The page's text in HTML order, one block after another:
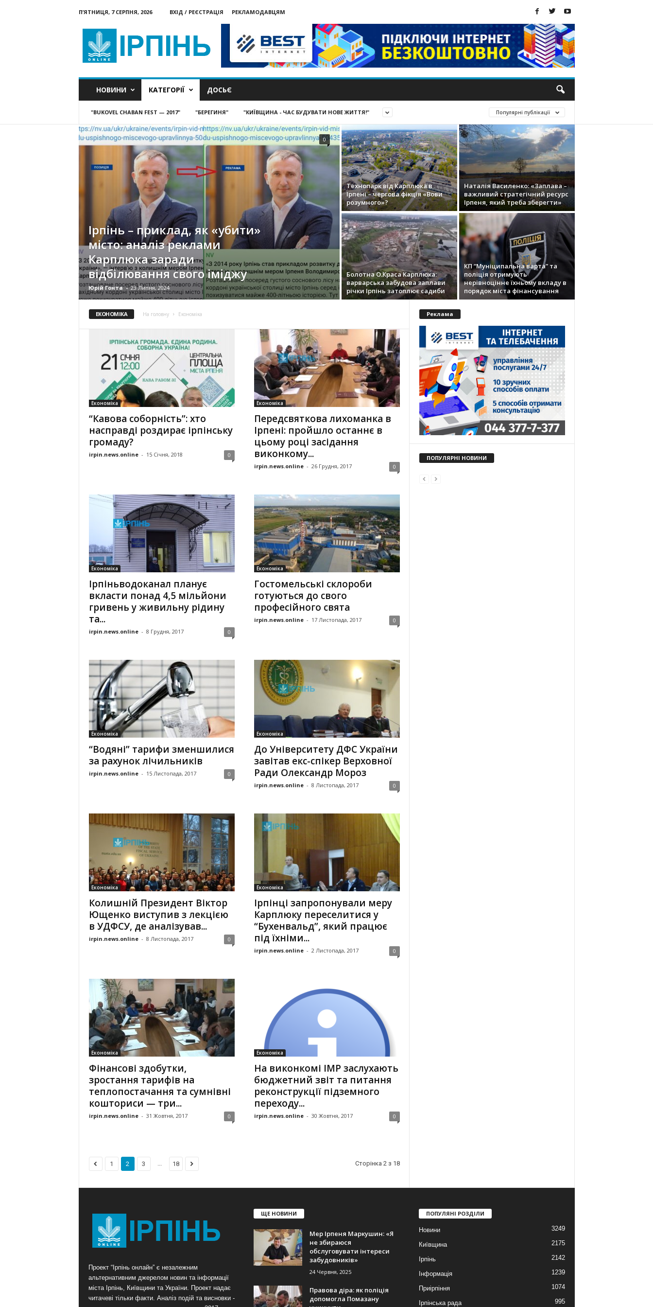
П’ЯТНИЦЯ, 7 СЕРПНЯ, 2026 ВХІД / РЕЄСТРАЦІЯ
РЕКЛАМОДАВЦЯМ
онлайн
НОВИНИ КАТЕГОРІЇ ДОСЬЄ
"BUKOVEL CHABAN FEST — 2017" "БЕРЕГИНЯ" "КИЇВЩИНА - ЧАС БУДУВАТИ НОВЕ ЖИТТЯ!" Популярні публікації
Ірпінь – приклад, як «убити»
місто: аналіз реклами
Карплюка заради
відбілювання свого іміджу
Юрій Гонта - 23 Липня, 2024
0
Технопарк від Карплюка в
Ірпені – чергова фікція «Вови
розумного»?
Наталія Василенко: «Заплава –
важливий стратегічний ресурс
Ірпеня, який треба зберегти»
Болотна О.Краса Карплюка:
варварська забудова заплави
річки Ірпінь затоплює садиби
КП “Муніципальна варта” та
поліція отримують
нерівноцінне їхньому вкладу в
порядок міста фінансування
ЕКОНОМІКА На головну Економіка
Економіка
“Кавова соборність”: хто
насправді роздирає ірпінську
громаду?
irpin.news.online - 15 Січня, 2018 0
Економіка
Передсвяткова лихоманка в
Ірпені: пройшло останнє в
цьому році засідання
виконкому...
irpin.news.online - 26 Грудня, 2017 0
Економіка
Ірпіньводоканал планує
вкласти понад 4,5 мільйони
гривень у живильну рідину
та...
irpin.news.online - 8 Грудня, 2017 0
Економіка
Гостомельські склороби
готуються до свого
професійного свята
irpin.news.online - 17 Листопада, 2017 0
Економіка
“Водяні” тарифи зменшилися
за рахунок лічильників
irpin.news.online - 15 Листопада, 2017 0
Економіка
До Університету ДФС України
завітав екс-спікер Верховної
Ради Олександр Мороз
irpin.news.online - 8 Листопада, 2017 0
Економіка
Колишній Президент Віктор
Ющенко виступив з лекцією
в УДФСУ, де аналізував...
irpin.news.online - 8 Листопада, 2017 0
Економіка
Ірпінці запропонували меру
Карплюку переселитися у
“Бухенвальд”, який працює
під їхніми...
irpin.news.online - 2 Листопада, 2017 0
Економіка
Фінансові здобутки,
зростання тарифів на
теплопостачання та сумнівні
кошториси — три...
irpin.news.online - 31 Жовтня, 2017 0
Економіка
На виконкомі ІМР заслухають
бюджетний звіт та питання
реконструкції підземного
переходу...
irpin.news.online - 30 Жовтня, 2017 0
1 2 3 ... 18 Сторінка 2 з 18
Реклама
ПОПУЛЯРНІ НОВИНИ
Проект “Ірпінь онлайн” є незалежним
альтернативним джерелом новин та інформації
міста Ірпінь, Київщини та України. Проект надає
читачеві тільки факти. Аналіз подій та висновки -
ЩЕ НОВИНИ
Мер Ірпеня Маркушин: «Я
не збираюся
обслуговувати інтереси
забудовників»
24 Червня, 2025
Правова діра: як поліція
допомогла Помазану
ПОПУЛЯНІ РОЗДІЛИ
Новини 3249
Київщина 2175
Ірпінь 2142
Інформація 1239
Приірпіння 1074
Ірпінська рада 995